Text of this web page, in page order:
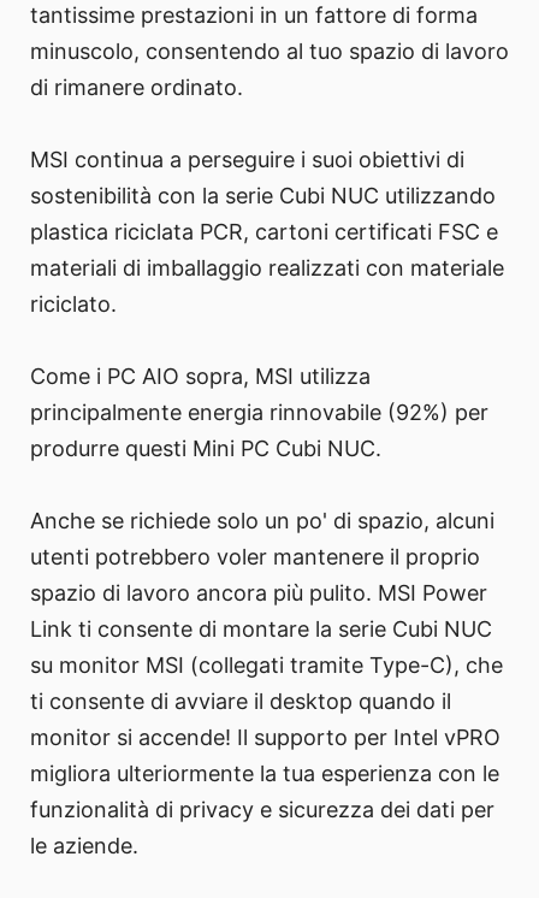
tantissime prestazioni in un fattore di forma
minuscolo, consentendo al tuo spazio di lavoro
di rimanere ordinato.
MSI continua a perseguire i suoi obiettivi di
sostenibilità con la serie Cubi NUC utilizzando
plastica riciclata PCR, cartoni certificati FSC e
materiali di imballaggio realizzati con materiale
riciclato.
Come i PC AIO sopra, MSI utilizza
principalmente energia rinnovabile (92%) per
produrre questi Mini PC Cubi NUC.
Anche se richiede solo un po' di spazio, alcuni
utenti potrebbero voler mantenere il proprio
spazio di lavoro ancora più pulito. MSI Power
Link ti consente di montare la serie Cubi NUC
su monitor MSI (collegati tramite Type-C), che
ti consente di avviare il desktop quando il
monitor si accende! Il supporto per Intel vPRO
migliora ulteriormente la tua esperienza con le
funzionalità di privacy e sicurezza dei dati per
le aziende.